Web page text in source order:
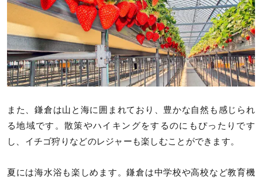
また、鎌倉は山と海に囲まれており、豊かな自然も感じられ
る地域です。散策やハイキングをするのにもぴったりです
し、イチゴ狩りなどのレジャーも楽しむことができます。
夏には海水浴も楽しめます。鎌倉は中学校や高校など教育機